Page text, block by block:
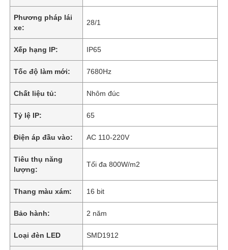
Phương pháp lái
xe:
28/1
Xếp hạng IP: IP65
Tốc độ làm mới: 7680Hz
Chất liệu tủ: Nhôm đúc
Tỷ lệ IP: 65
Điện áp đầu vào: AC 110-220V
Tiêu thụ năng
lượng:
Tối đa 800W/m2
Thang màu xám: 16 bit
Bảo hành: 2 năm
Loại đèn LED SMD1912